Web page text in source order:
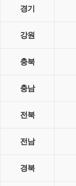
경기
강원
충북
충남
전북
전남
경북